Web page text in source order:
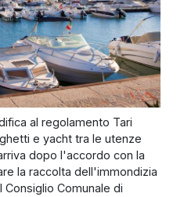
al regolamento Tari
e yacht tra le utenze
dopo l'accordo con la
la raccolta dell'immondizia
Consiglio Comunale di